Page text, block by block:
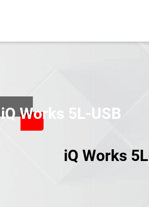
iQ Works 5L-USB
iQ Works